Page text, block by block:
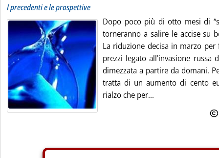
I precedenti e le prospettive
Dopo poco più di otto mesi di
torneranno a salire le accise su
La riduzione decisa in marzo
prezzi legato all'invasione russa
dimezzata a partire da domani.
tratta di un aumento di cento
rialzo che per...